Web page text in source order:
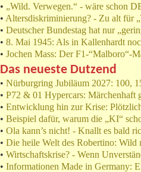
• „Wild. Verwegen.“ - wäre schon
• Altersdiskriminierung? - Zu alt für
• Deutscher Bundestag hat nur
• 8. Mai 1945: Als in Kallenhardt
• Jochen Mass: Der F1-“Malboro“-
Das neueste Dutzend
• Nürburgring Jubiläum 2027: 100,
• P72 & 01 Hypercars: Märchenhaft
• Entwicklung hin zur Krise:
• Beispiel dafür, warum die „KI“
• Ola kann’s nicht! - Knallt es bald
• Die heile Welt des Robertino: Wild
• Wirtschaftskrise? - Wenn
• Informationen Made in Germany: